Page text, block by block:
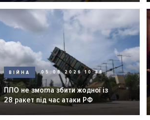
ВІЙНА 05.08.2026 10:36
ППО не змогла збити жодної із
28 ракет під час атаки РФ